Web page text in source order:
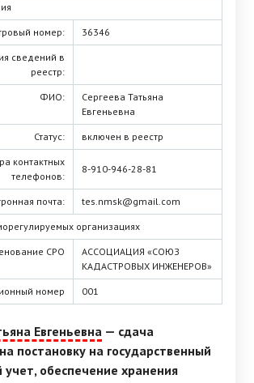
номер: 36346
сведений в
реестр:
ФИО:
Сергеева Татьяна
Евгеньевна
Статус: включен в реестр
контактных
телефонов:
8-910-946-28-81
почта: tes.nmsk@gmail.com
организациях
СРО
АССОЦИАЦИЯ «СОЮЗ
КАДАСТРОВЫХ ИНЖЕНЕРОВ»
номер 001
Евгеньевна — сдача
постановку на государственный
учет, обеспечение хранения